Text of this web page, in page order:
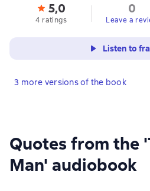
Quotes from the
Man' audiobook
5,0
4 ratings
0
Leave a
Listen to
3 more versions of the book